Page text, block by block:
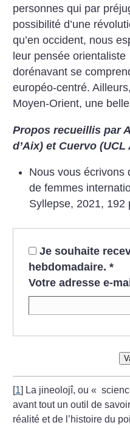
personnes qui par
possibilité d’une
qu’en occident, nous
leur pensée orientaliste
dorénavant se
européo-centré.
Moyen-Orient, une
Propos recueillis par
d’Aix) et Cuervo
Nous vous écrivons
de femmes
Syllepse, 2021, 192
Je souhaite
hebdomadaire. *
Votre adresse e-
[1] La jineolojî, ou «
avant tout un outil de
réalité et de l’histoire du